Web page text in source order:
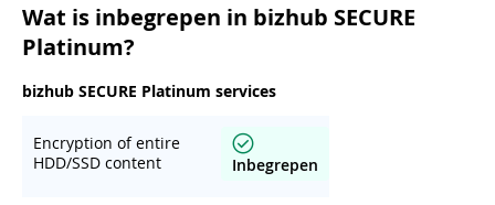
Wat is inbegrepen in bizhub SECURE
Platinum?
bizhub SECURE Platinum services
Encryption of entire
HDD/SSD content
Inbegrepen